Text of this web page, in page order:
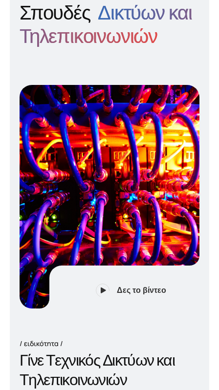
Σπουδές Δικτύων και
Τηλεπικοινωνιών
Δες το βίντεο
ειδικότητα
ΓίνεΤεχνικόςΔικτύωνκαι
Τηλεπικοινωνιών